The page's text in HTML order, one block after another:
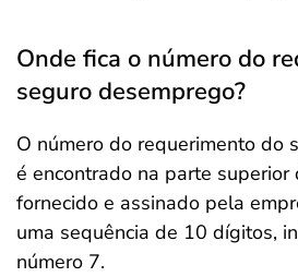
Onde fica o número do
seguro desemprego?
O número do requerimento do
é encontrado na parte superior
fornecido e assinado pela
uma sequência de 10 dígitos,
número 7.